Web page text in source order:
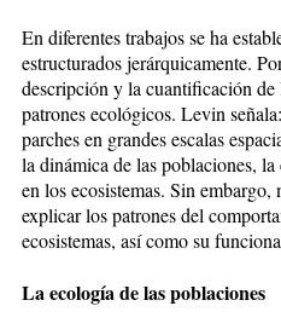
En diferentes trabajos se ha
estructurados jerárquicamente.
descripción y la cuantificación
patrones ecológicos. Levin
parches en grandes escalas
la dinámica de las poblaciones,
en los ecosistemas. Sin
explicar los patrones del
ecosistemas, así como su
La ecología de las poblaciones